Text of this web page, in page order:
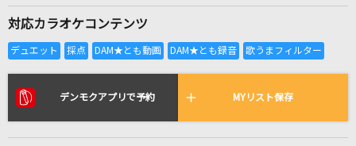
全国りれき
リアルタイムで歌われている曲の一覧
対応カラオケコンテンツ
デンモクアプリで予約 MYリスト保存